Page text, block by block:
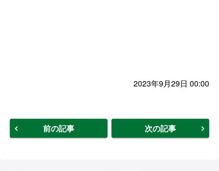
2023年9月29日 00:00
前の記事 次の記事